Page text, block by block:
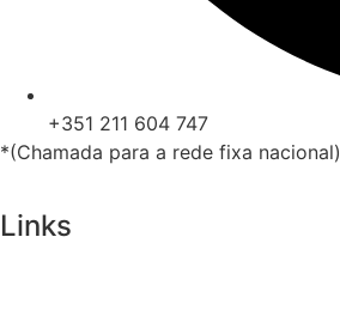
+351 211 604 747
*(Chamada para a rede fixa nacional)
Links